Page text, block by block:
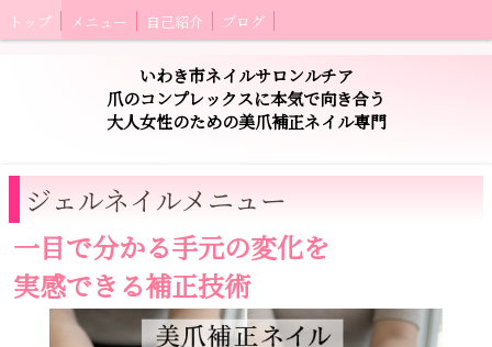
トップ メニュー 自己紹介 ブログ
いわき市ネイルサロンルチア
爪のコンプレックスに本気で向き合う
大人女性のための美爪補正ネイル専門
ジェルネイルメニュー
一目で分かる手元の変化を
実感できる補正技術